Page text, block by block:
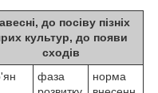
до посіву пізніх
культур, до появи
сходів
фаза
норма